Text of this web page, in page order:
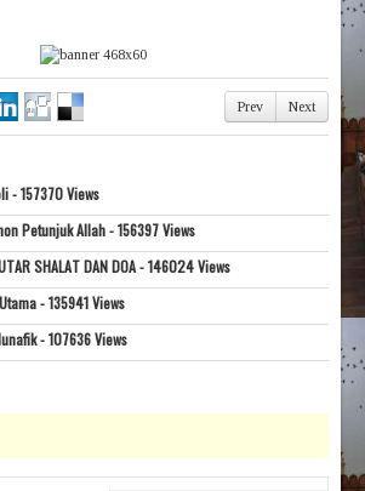
Prev Next
- 157370 Views
Petunjuk Allah - 156397 Views
SHALAT DAN DOA - 146024 Views
- 135941 Views
- 107636 Views